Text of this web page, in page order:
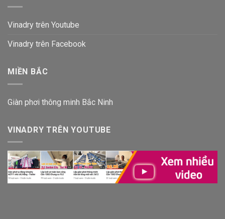
Vinadry trên Youtube
Vinadry trên Facebook
MIỀN BẮC
Giàn phơi thông minh Bắc Ninh
VINADRY TRÊN YOUTUBE